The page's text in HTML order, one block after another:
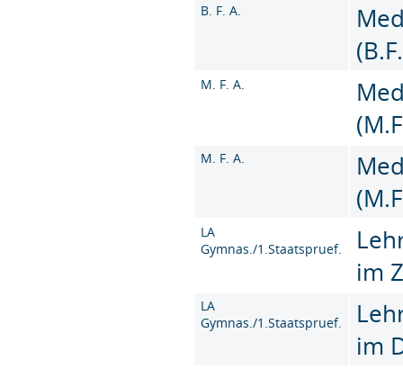
B. F. A.
M. F. A.
M. F. A.
LA
Gymnas./1.Staatspruef.
im
LA
Gymnas./1.Staatspruef.
im